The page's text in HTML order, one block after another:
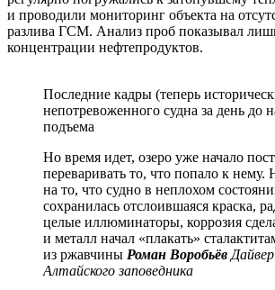
и проводили мониторинг объекта на
разлива ГСМ. Анализ проб показывал
концентрации нефтепродуктов.
Последние кадры (теперь
непотревоженного судна за день до
подъема
Но время идет, озеро уже начало
переваривать то, что попало к нему.
на то, что судно в неплохом
сохранилась отслоившаяся краска,
целые иллюминаторы, коррозия
и металл начал «плакать»
из ржавчины Роман Воробьёв
Алтайского заповедника